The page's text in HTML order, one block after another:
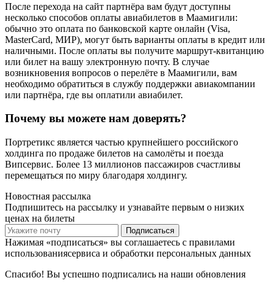
После перехода на сайт партнёра вам будут доступны
несколько способов оплаты авиабилетов в Маамигили:
обычно это оплата по банковской карте онлайн (Visa,
MasterCard, МИР), могут быть варианты оплаты в кредит или
наличными. После оплаты вы получите маршрут-квитанцию
или билет на вашу электронную почту. В случае
возникновения вопросов о перелёте в Маамигили, вам
необходимо обратиться в службу поддержки авиакомпании
или партнёра, где вы оплатили авиабилет.
Почему вы можете нам доверять?
Портретикс является частью крупнейшего российского
холдинга по продаже билетов на самолёты и поезда
Випсервис. Более 13 миллионов пассажиров счастливы
перемещаться по миру благодаря холдингу.
Новостная рассылка
Подпишитесь на рассылку и узнавайте первым о низких
ценах на билеты
Подписаться
Нажимая «подписаться» вы соглашаетесь с правилами
использованиясервиса и обработки персональных данных
Спасибо! Вы успешно подписались на наши обновления